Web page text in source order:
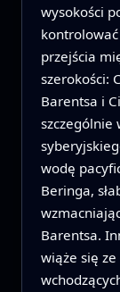
wysokości
kontrolować
przejścia
szerokości:
Barentsa i
szczególnie
wodę
Beringa,
Barentsa.
wiąże się